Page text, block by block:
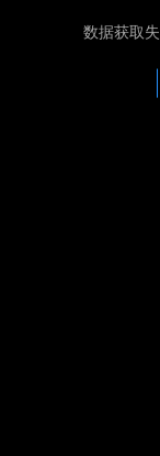
数据获取